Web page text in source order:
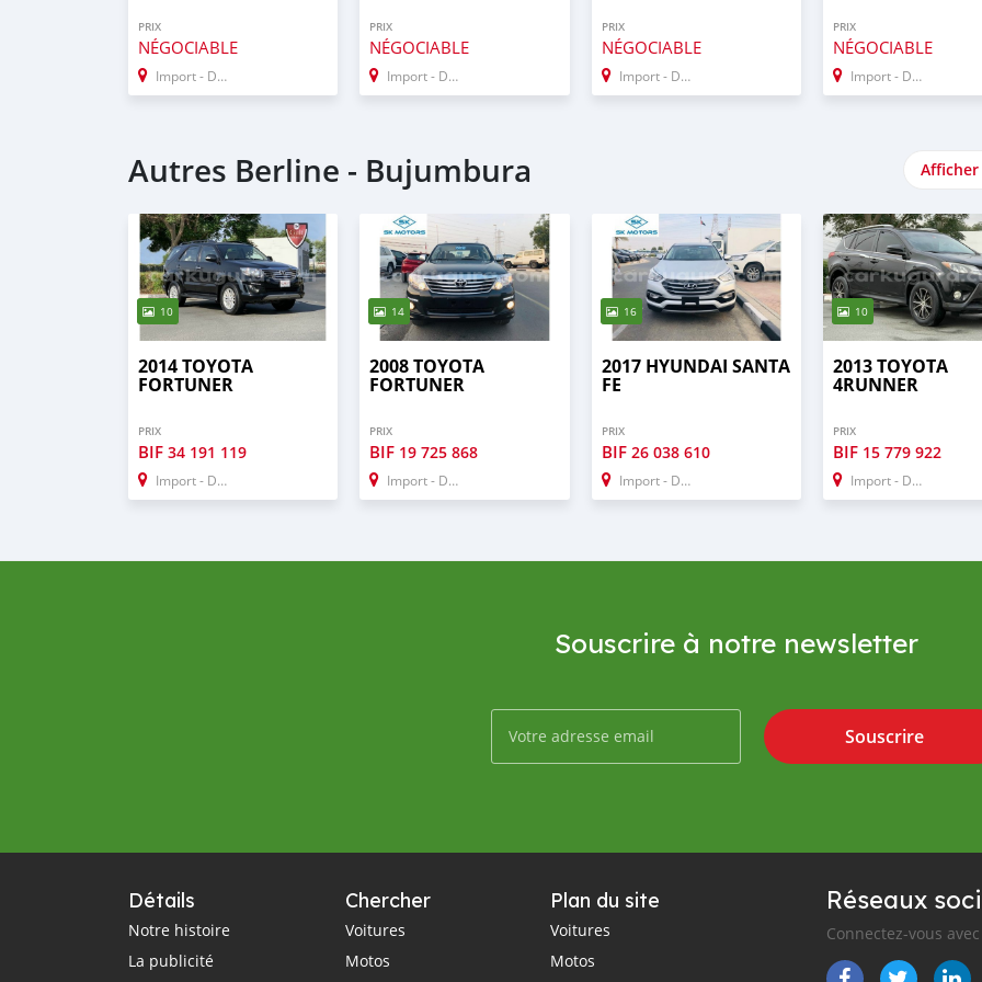
PRIX
NÉGOCIABLE
Import - Dubai
PRIX
NÉGOCIABLE
Import - Dubai
PRIX
NÉGOCIABLE
Import - Dubai
PRIX
NÉGOCIABLE
Import - Dubai
Autres Berline - Bujumbura
10
2014 TOYOTA
FORTUNER
PRIX
BIF 34 191 119
Import - Dubai
14
2008 TOYOTA
FORTUNER
PRIX
BIF 19 725 868
Import - Dubai
16
2017 HYUNDAI SANTA
FE
PRIX
BIF 26 038 610
Import - Dubai
10
2013 TOYOTA
4RUNNER
PRIX
BIF 15 779 922
Import - Dubai
Souscrire à notre newsletter
Souscrire
Détails
Notre histoire
La publicité
Chercher
Voitures
Motos
Plan du site
Voitures
Motos
Réseaux
Connectez-vous